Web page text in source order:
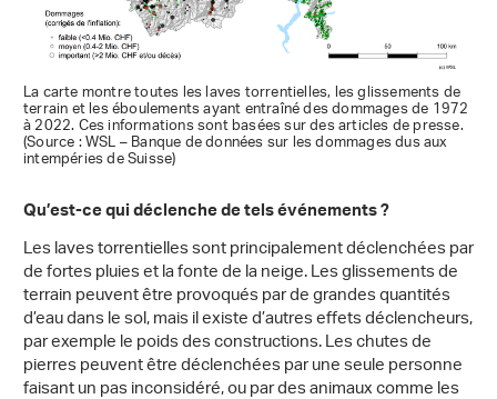
La carte montre toutes les laves torrentielles, les glissements de
terrain et les éboulements ayant entraîné des dommages de 1972
à 2022. Ces informations sont basées sur des articles de presse.
(Source : WSL – Banque de données sur les dommages dus aux
intempéries de Suisse)
Qu’est-ce qui déclenche de tels événements ?
Les laves torrentielles sont principalement déclenchées par
de fortes pluies et la fonte de la neige. Les glissements de
terrain peuvent être provoqués par de grandes quantités
d’eau dans le sol, mais il existe d’autres effets déclencheurs,
par exemple le poids des constructions. Les chutes de
pierres peuvent être déclenchées par une seule personne
faisant un pas inconsidéré, ou par des animaux comme les